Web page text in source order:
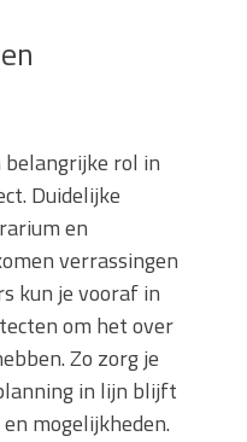
belangrijke rol in
Duidelijke
en
verrassingen
kun je vooraf in
om het over
Zo zorg je
in lijn blijft
mogelijkheden.